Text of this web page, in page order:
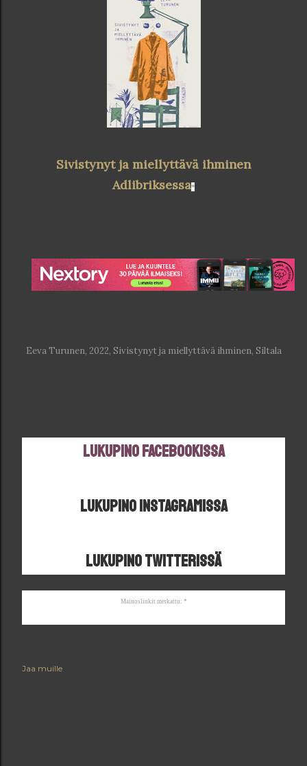
Sivistynyt ja miellyttävä ihminen
Adlibriksessa*
Eeva Turunen, 2022, Sivistynyt ja miellyttävä ihminen, Siltala
Lukupino Facebookissa
Lukupino Instagramissa
Lukupino Twitterissä
Mainoslinkit merkattu: *
Jaa muille